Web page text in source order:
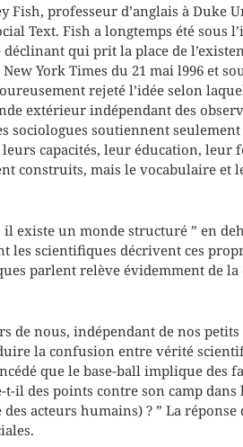
Fish, professeur d’anglais à Duke
Text. Fish a longtemps été sous
qui prit la place de
York Times du 21 mai l996 et
rejeté l’idée selon
extérieur indépendant des
soutiennent seulement
capacités, leur éducation, leur
construits, mais le vocabulaire et
existe un monde structuré ” en
les scientifiques décrivent ces
parlent relève évidemment de la
nous, indépendant de nos petits
la confusion entre vérité
que le base-ball implique des
t-il des points contre son camp
acteurs humains) ? ” La réponse